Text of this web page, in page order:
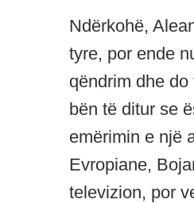
Ndërkohë,
tyre, por ende
qëndrim dhe
bën të ditur se
emërimin e një
Evropiane,
televizion, por